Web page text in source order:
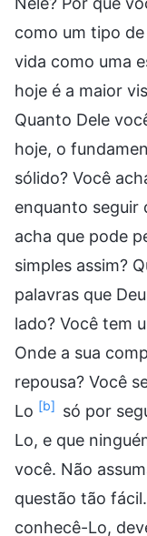
como um tipo
vida como uma
hoje é a maior
Quanto Dele
hoje, o
sólido? Você
enquanto seguir
acha que pode
simples assim?
palavras que
lado? Você tem
Onde a sua
repousa? Você
Lo [b] só por
Lo, e que
você. Não
questão tão
conhecê-Lo,